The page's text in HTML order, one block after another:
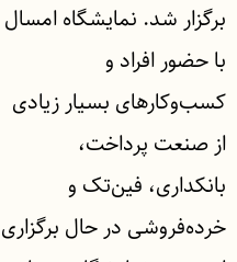
برگزار شد. نمایشگاه امسال
با حضور افراد و
کسب‌وکارهای بسیار زیادی
از صنعت پرداخت،
بانکداری، فین‌تک و
خرده‌فروشی در حال برگزاری